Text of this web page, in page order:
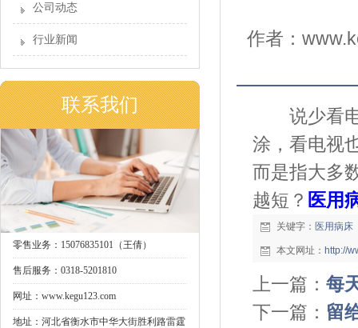
公司动态
行业新闻
联系我们
零售业务：15076835101（王倩）
售后服务：0318-5201810
网址：www.kegu123.com
地址：河北省衡水市中华大街胜利路雷霆
作者：
说少看电
涂，看电视
而是指大多
越短？ 医用
关键字： 医用病床
本文网址： http://
上一篇： 每
下一篇： 留